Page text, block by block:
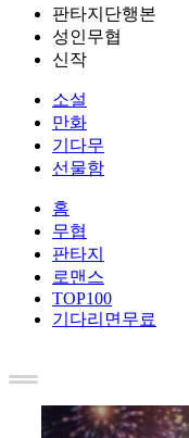
판타지단행본
성인무협
신작
소설
만화
기다무
선물함
홈
무협
판타지
로맨스
TOP100
기다리면무료